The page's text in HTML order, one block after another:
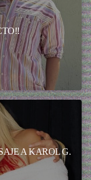
A KAROL G.